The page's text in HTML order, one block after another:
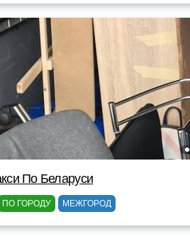
По Беларуси
ПО ГОРОДУ МЕЖГОРОД